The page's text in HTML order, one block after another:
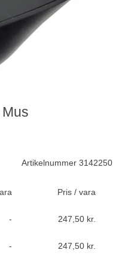
Artikelnummer 3142250
Pris / vara
- 247,50 kr.
- 247,50 kr.